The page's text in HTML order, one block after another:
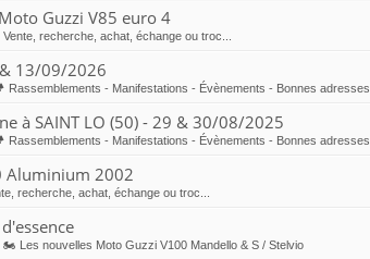
Guzzi V85 euro 4
Vente, recherche, achat, échange ou troc...
13/09/2026
Rassemblements - Manifestations - Évènements - Bonnes adresses
à SAINT LO (50) - 29 & 30/08/2025
Rassemblements - Manifestations - Évènements - Bonnes adresses
Aluminium 2002
recherche, achat, échange ou troc...
🏍 Les nouvelles Moto Guzzi V100 Mandello & S / Stelvio